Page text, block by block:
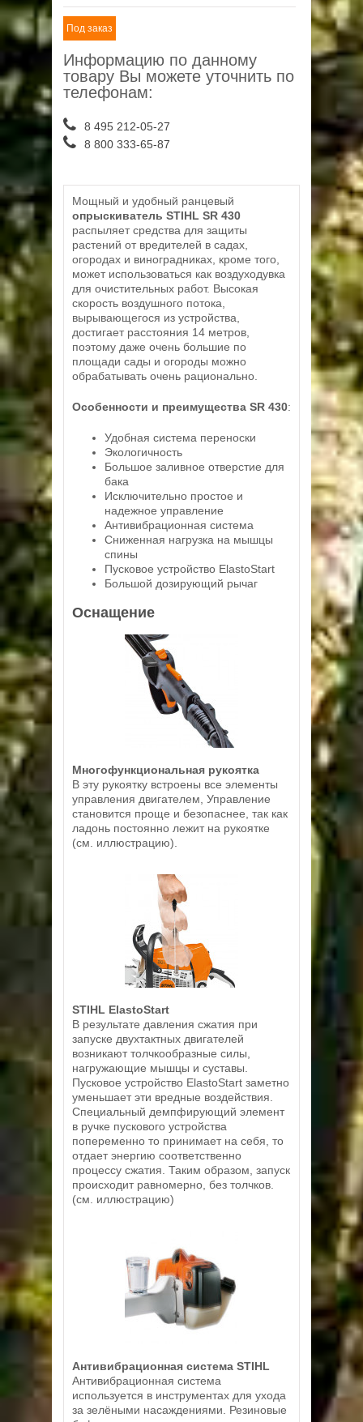
Под заказ
Информацию по данному
товару Вы можете уточнить по
телефонам:
8 495 212-05-27
8 800 333-65-87
Мощный и удобный ранцевый
опрыскиватель STIHL SR 430
распыляет средства для защиты
растений от вредителей в садах,
огородах и виноградниках, кроме того,
может использоваться как воздуходувка
для очистительных работ. Высокая
скорость воздушного потока,
вырывающегося из устройства,
достигает расстояния 14 метров,
поэтому даже очень большие по
площади сады и огороды можно
обрабатывать очень рационально.
Особенности и преимущества SR 430:
Удобная система переноски
Экологичность
Большое заливное отверстие для
бака
Исключительно простое и
надежное управление
Антивибрационная система
Сниженная нагрузка на мышцы
спины
Пусковое устройство ElastoStart
Большой дозирующий рычаг
Оснащение
Многофункциональная рукоятка
В эту рукоятку встроены все элементы
управления двигателем, Управление
становится проще и безопаснее, так как
ладонь постоянно лежит на рукоятке
(см. иллюстрацию).
STIHL ElastoStart
В результате давления сжатия при
запуске двухтактных двигателей
возникают толчкообразные силы,
нагружающие мышцы и суставы.
Пусковое устройство ElastoStart заметно
уменьшает эти вредные воздействия.
Специальный демпфирующий элемент
в ручке пускового устройства
попеременно то принимает на себя, то
отдает энергию соответственно
процессу сжатия. Таким образом, запуск
происходит равномерно, без толчков.
(см. иллюстрацию)
Антивибрационная система STIHL
Антивибрационная система
используется в инструментах для ухода
за зелёными насаждениями. Резиновые